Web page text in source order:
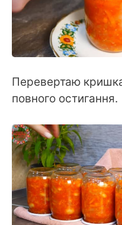
Перевертаю
повного остигання.